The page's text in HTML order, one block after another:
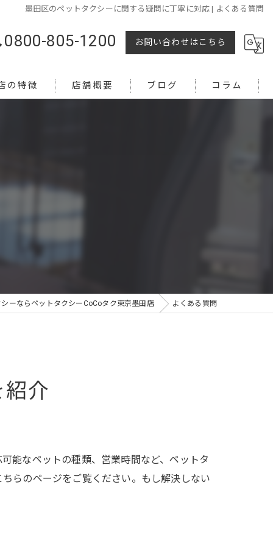
墨田区のペットタクシーに関する疑問に丁寧に対応 | よくある質問
0800-805-1200 お問い合わせはこちら
の特徴 店舗概要 ブログ コラム
ーならペットタクシーCoCoタク東京墨田店 よくある質問
介
能なペットの種類、営業時間など、ペットタ
らのページをご覧ください。もし解決しない